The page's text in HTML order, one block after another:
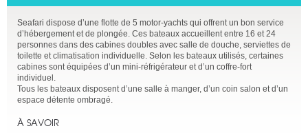
Seafari dispose d’une flotte de 5 motor-yachts qui offrent un bon service
d’hébergement et de plongée. Ces bateaux accueillent entre 16 et 24
personnes dans des cabines doubles avec salle de douche, serviettes de
toilette et climatisation individuelle. Selon les bateaux utilisés, certaines
cabines sont équipées d’un mini-réfrigérateur et d’un coffre-fort
individuel.
Tous les bateaux disposent d’une salle à manger, d’un coin salon et d’un
espace détente ombragé.
À SAVOIR